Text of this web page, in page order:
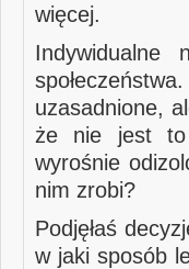
więcej.
Indywidualne
uzasadnione,
że nie jest to
wyrośnie
nim zrobi?
Podjęłaś
w jaki sposób